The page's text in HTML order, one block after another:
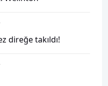
direğe takıldı!